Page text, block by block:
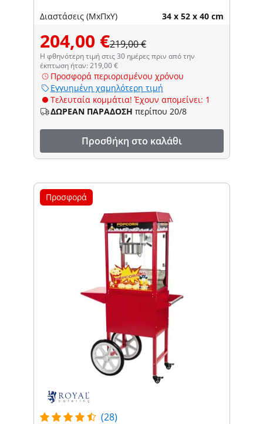
Διαστάσεις (ΜxΠxΥ) 34 x 52 x 40 cm
204,00 €219,00 €
Η φθηνότερη τιμή στις 30 ημέρες πριν από την
έκπτωση ήταν: 219,00 €
Προσφορά περιορισμένου χρόνου
Εγγυημένη χαμηλότερη τιμή
Τελευταία κομμάτια! Έχουν απομείνει: 1
ΔΩΡΕΑΝ ΠΑΡΑΔΟΣΗ περίπου 20/8
Προσθήκη στο καλάθι
Προσφορά
(28)